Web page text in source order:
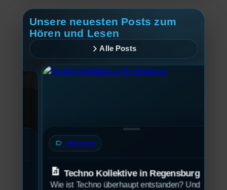
Unsere neuesten Posts zum
Hören und Lesen
Alle Posts
Allgemein
Techno Kollektive in Regensburg
Wie ist Techno überhaupt entstanden? Und